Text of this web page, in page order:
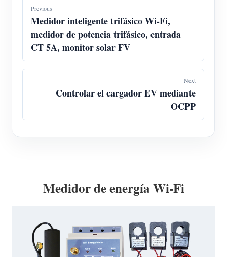
Previous
Medidor inteligente trifásico Wi-Fi,
medidor de potencia trifásico, entrada
CT 5A, monitor solar FV
Next
Controlar el cargador EV mediante
OCPP
Medidor de energía Wi-Fi